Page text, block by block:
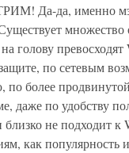
Да-да, именно
голову
по сетевым
по более
даже по удобству
не подходит к
как популярность